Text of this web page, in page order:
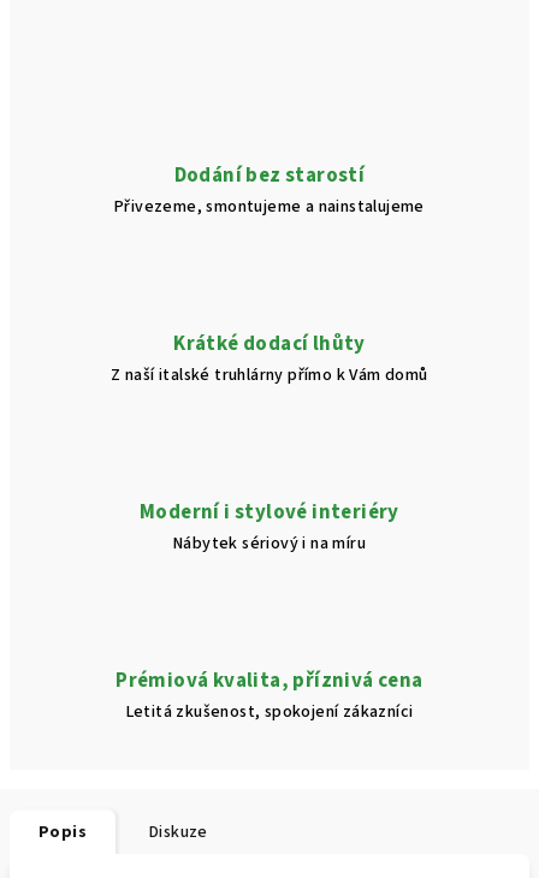
Dodání bez starostí
Přivezeme, smontujeme a nainstalujeme
Krátké dodací lhůty
Z naší italské truhlárny přímo k Vám domů
Moderní i stylové interiéry
Nábytek sériový i na míru
Prémiová kvalita, příznivá cena
Letitá zkušenost, spokojení zákazníci
Popis Diskuze